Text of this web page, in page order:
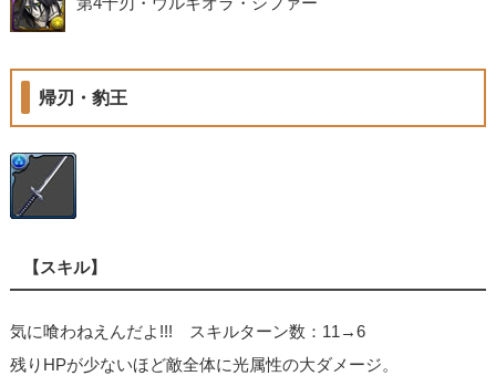
帰刃・豹王
【スキル】
気に喰わねえんだよ!!! スキルターン数：11→6
残りHPが少ないほど敵全体に光属性の大ダメージ。